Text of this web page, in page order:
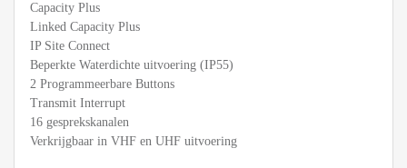
Capacity Plus
Linked Capacity Plus
IP Site Connect
Beperkte Waterdichte uitvoering (IP55)
2 Programmeerbare Buttons
Transmit Interrupt
16 gesprekskanalen
Verkrijgbaar in VHF en UHF uitvoering